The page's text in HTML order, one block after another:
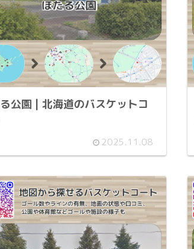
公園 | 北海道のバスケットコ
2025.11.08